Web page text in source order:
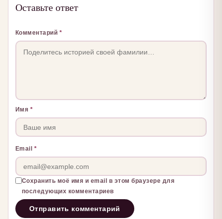
Оставьте ответ
Комментарий *
Имя *
Email *
Сохранить моё имя и email в этом браузере для
последующих комментариев